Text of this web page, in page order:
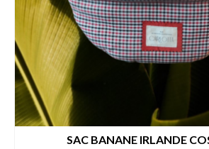
du
produit
SAC BANANE IRLANDE